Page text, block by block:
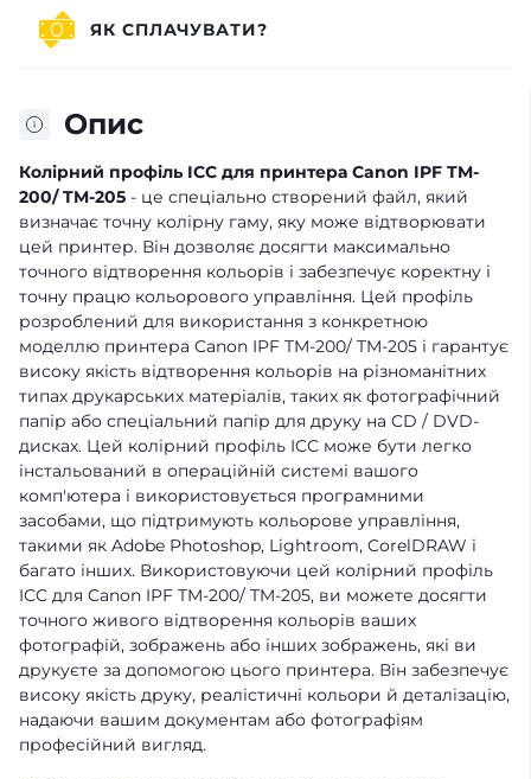
Опис
Колірний профіль ICC для принтера Canon IPF TM-
200/ TM-205 - це спеціально створений файл, який
визначає точну колірну гаму, яку може відтворювати
цей принтер. Він дозволяє досягти максимально
точного відтворення кольорів і забезпечує коректну і
точну працю кольорового управління. Цей профіль
розроблений для використання з конкретною
моделлю принтера Canon IPF TM-200/ TM-205 і гарантує
високу якість відтворення кольорів на різноманітних
типах друкарських матеріалів, таких як фотографічний
папір або спеціальний папір для друку на CD / DVD-
дисках. Цей колірний профіль ICC може бути легко
інстальований в операційній системі вашого
комп'ютера і використовується програмними
засобами, що підтримують кольорове управління,
такими як Adobe Photoshop, Lightroom, CorelDRAW і
багато інших. Використовуючи цей колірний профіль
ICC для Canon IPF TM-200/ TM-205, ви можете досягти
точного живого відтворення кольорів ваших
фотографій, зображень або інших зображень, які ви
друкуєте за допомогою цього принтера. Він забезпечує
високу якість друку, реалістичні кольори й деталізацію,
надаючи вашим документам або фотографіям
професійний вигляд.
ЯК СПЛАЧУВАТИ?